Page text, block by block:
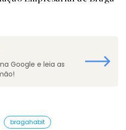
Google e leia as
bragahabit